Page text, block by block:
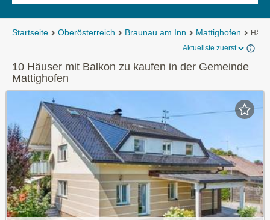
Startseite Oberösterreich Braunau am Inn Mattighofen
Aktuellste zuerst
10 Häuser mit Balkon zu kaufen in der Gemeinde
Mattighofen